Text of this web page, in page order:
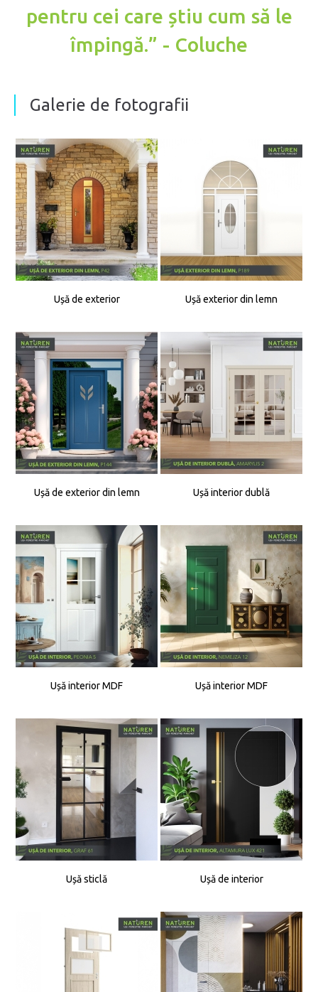
pentru cei care știu cum să le
împingă.” - Coluche
Galerie de fotografii
Ușă de exterior Ușă exterior din lemn
Ușă de exterior din lemn Ușă interior dublă
Ușă interior MDF Ușă interior MDF
Ușă sticlă Ușă de interior